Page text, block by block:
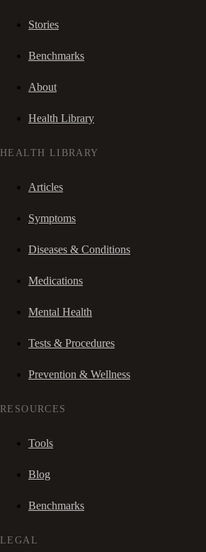
Stories
Benchmarks
About
Health Library
HEALTH LIBRARY
Articles
Symptoms
Diseases & Conditions
Medications
Mental Health
Tests & Procedures
Prevention & Wellness
RESOURCES
Tools
Blog
Benchmarks
LEGAL